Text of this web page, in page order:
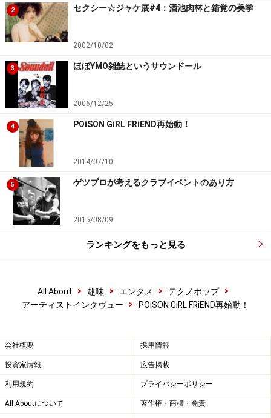
POiSON GiRL FRiEND
POiSON GiRLFRiENDS
nOrikO :
元々、シンガー・ソング・ライターとして、1988年にポ
リドールと契約したのですが、その時はネオアコ好き
で、アコースティックギターを全面に出していました。
その後、1989年にロンドンのクラブでハウス・ミュージ
ックと出会い、一気に心は打ち込み、ダンスミュージッ
クへと傾きました。日本に帰ってきてから、偶然Club
Psychics という、1980年代ニューウェイヴとテクノやボ
ディ・ミュージックがかかるパーティーを知り、ますま
した『POiSON GiRL FRiENDS』は、クラブで出会ったDJ
や友達がたくさん参加してくれています。
ガイド：
nOrikOさんご自身もDJとしても活動され、クラブカルチ
ャーの洗礼を受けたんですね。よく、日本のクラブカル
チャーと欧米のクラブカルチャーの違い、最近ではクラ
ブでのダンス規制がよく話題となりますが、黎明期から
2 セクシー☆ジャケ展#4：酒池肉林と錯覚の美学
2002/10/02
3 ほぼYMO雑誌というサウンドール
2006/12/25
4 POiSON GiRL FRiEND再始動！
2014/07/10
5 ゲツプロが考えるクラブイベントのあり方
2015/08/09
ランキングをもっと見る
All About > 趣味 > エンタメ > テクノポップ
>
アーティストインタヴュー
> POiSON GiRL FRiEND再始動！
会社概要 採用情報
投資家情報 広告掲載
利用規約 プライバシーポリシー
All Aboutについて 著作権・商標・免責